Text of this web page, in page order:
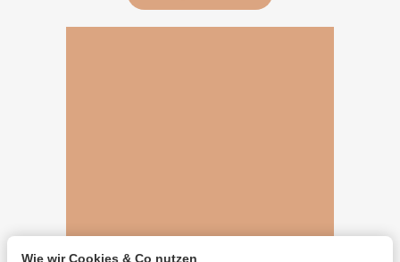
Wie wir Cookies & Co nutzen